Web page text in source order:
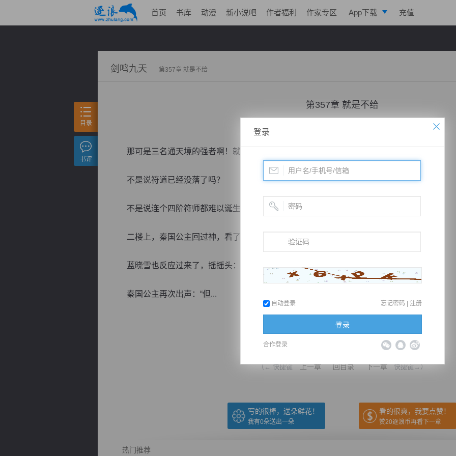
首页 书库 动漫 新小说吧 作者福利 作家专区 App下载 充值
剑鸣九天 第357章 就是不给
第357章 就是不给
更新时间：2018-03-14 09:41 字数：2030
那可是三名通天境的强者啊！就这样死在符道之上了，这一幕，怎么看怎么诡异。
不是说符道已经没落了吗？
不是说连个四阶符师都难以诞生吗？
二楼上，秦国公主回过神，看了看身旁的蓝晓雪，低声问道：“姐姐的符道如何？”
蓝晓雪也反应过来了，摇摇头：“符道难修。”
秦国公主再次出声：“但...
（← 快捷键 上一章 回目录 下一章 快捷键→）
写的很棒，送朵鲜花！
我有0朵送出一朵
看的很爽，我要点赞！
赞20逐浪币再看下一章
热门推荐
目录
书评
登录
自动登录 忘记密码 | 注册
登录
合作登录